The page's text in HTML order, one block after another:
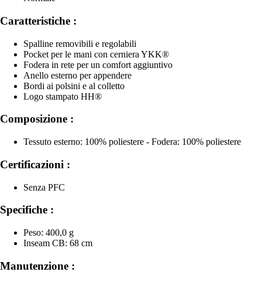
Caratteristiche :
Spalline removibili e regolabili
Pocket per le mani con cerniera YKK®
Fodera in rete per un comfort aggiuntivo
Anello esterno per appendere
Bordi ai polsini e al colletto
Logo stampato HH®
Composizione :
Tessuto esterno: 100% poliestere - Fodera: 100% poliestere
Certificazioni :
Senza PFC
Specifiche :
Peso: 400,0 g
Inseam CB: 68 cm
Manutenzione :